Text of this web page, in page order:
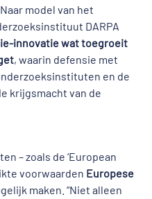
model van het
DARPA
innovatie wat toegroeit
, waarin defensie met
en de
krijgsmacht van de
– zoals de ‘European
voorwaarden Europese
maken. “Niet alleen